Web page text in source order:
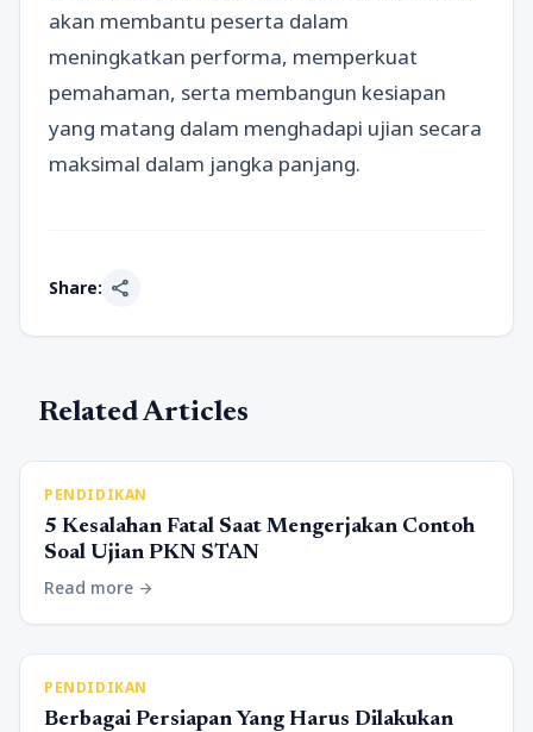
akan membantu peserta dalam
meningkatkan performa, memperkuat
pemahaman, serta membangun kesiapan
yang matang dalam menghadapi ujian secara
maksimal dalam jangka panjang.
Share: share
Related Articles
PENDIDIKAN
5 Kesalahan Fatal Saat Mengerjakan Contoh
Soal Ujian PKN STAN
Read more arrow_forward
PENDIDIKAN
Berbagai Persiapan Yang Harus Dilakukan